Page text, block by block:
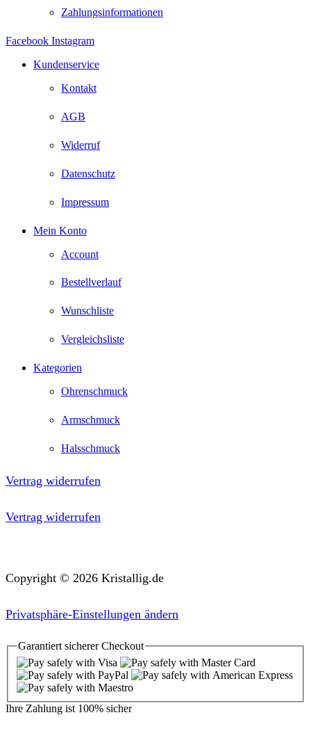
Zahlungsinformationen
Facebook Instagram
Kundenservice
Kontakt
AGB
Widerruf
Datenschutz
Impressum
Mein Konto
Account
Bestellverlauf
Wunschliste
Vergleichsliste
Kategorien
Ohrenschmuck
Armschmuck
Halsschmuck
Vertrag widerrufen
Vertrag widerrufen
Copyright © 2026 Kristallig.de
Privatsphäre-Einstellungen ändern
GarantiertsichererCheckout
Ihre Zahlung ist 100% sicher